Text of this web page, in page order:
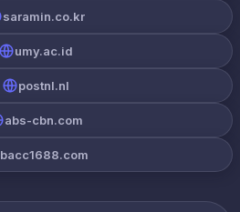
saramin.co.kr
umy.ac.id
postnl.nl
abs-cbn.com
bacc1688.com